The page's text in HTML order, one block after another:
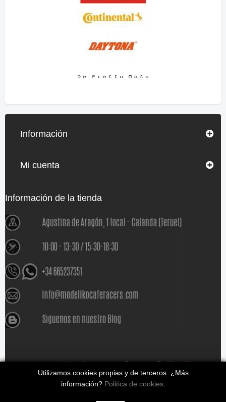
Información
Mi cuenta
Información de la tienda
Utilizamos cookies propias y de terceros. ¿Más
información? Politica de cookies.
www.modelikocaferacers.com Designed By Modeliko